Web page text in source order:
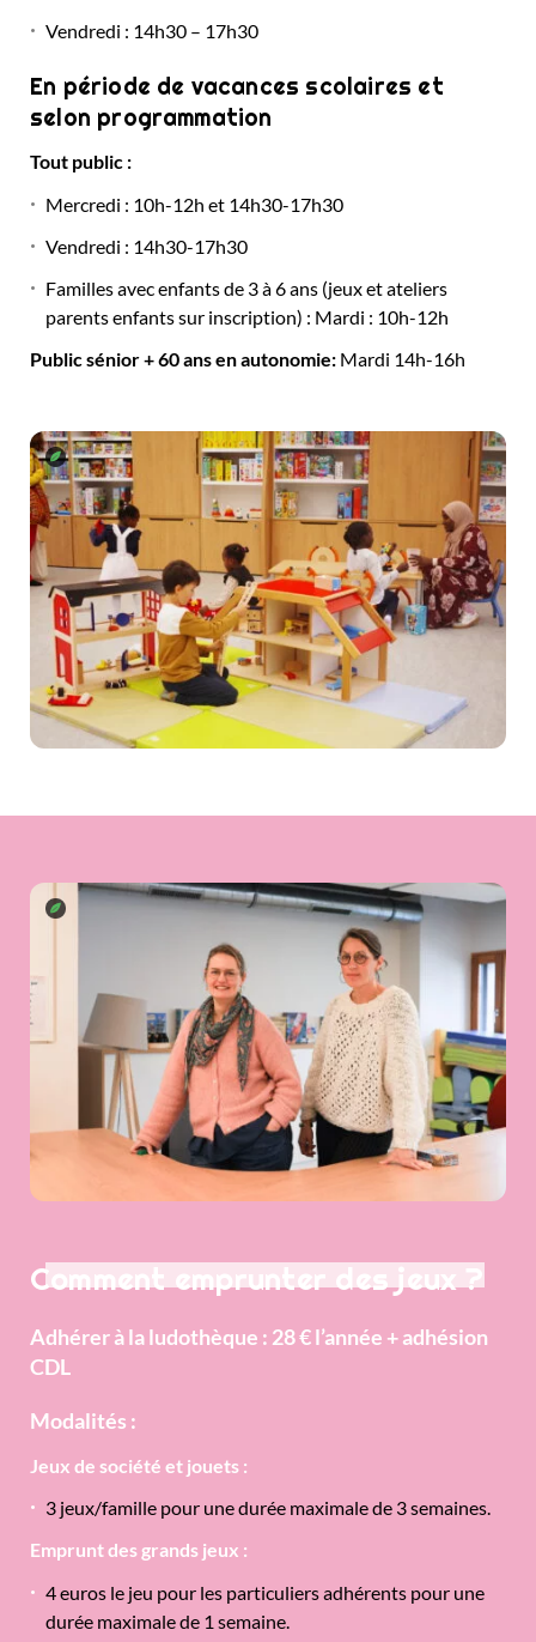
Vendredi : 14h30 – 17h30
En période de vacances scolaires et
selon programmation
Tout public :
Mercredi : 10h-12h et 14h30-17h30
Vendredi : 14h30-17h30
Familles avec enfants de 3 à 6 ans (jeux et ateliers
parents enfants sur inscription) : Mardi : 10h-12h
Public sénior + 60 ans en autonomie: Mardi 14h-16h
Comment emprunter des jeux ?
Adhérer à la ludothèque : 28 € l’année + adhésion
CDL
Modalités :
Jeux de société et jouets :
3 jeux/famille pour une durée maximale de 3 semaines.
Emprunt des grands jeux :
4 euros le jeu pour les particuliers adhérents pour une
durée maximale de 1 semaine.